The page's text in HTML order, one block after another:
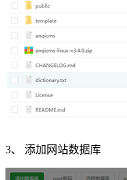
3、 添加网站数据库